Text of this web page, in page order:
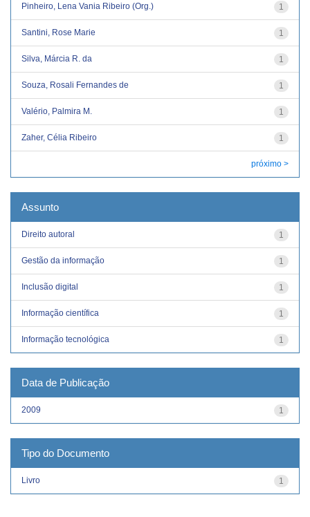
1
Pinheiro, Lena Vania Ribeiro (Org.)
1
Santini, Rose Marie
1
Silva, Márcia R. da
1
Souza, Rosali Fernandes de
1
Valério, Palmira M.
1
Zaher, Célia Ribeiro
próximo >
Assunto
1
Direito autoral
1
Gestão da informação
1
Inclusão digital
1
Informação científica
1
Informação tecnológica
Data de Publicação
1
2009
Tipo do Documento
1
Livro